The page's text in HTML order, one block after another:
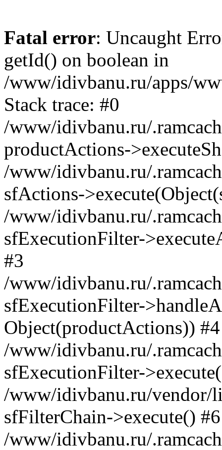
Fatal error: Uncaught
getId() on boolean in
/www/idivbanu.ru/apps/
Stack trace: #0
/www/idivbanu.ru/
productActions-
/www/idivbanu.ru/
sfActions-
/www/idivbanu.ru/
sfExecutionFilter-
#3
/www/idivbanu.ru/
sfExecutionFilter-
Object(productActions)) #4
/www/idivbanu.ru/
sfExecutionFilter-
/www/idivbanu.ru/vendor/
sfFilterChain->execute() #6
/www/idivbanu.ru/